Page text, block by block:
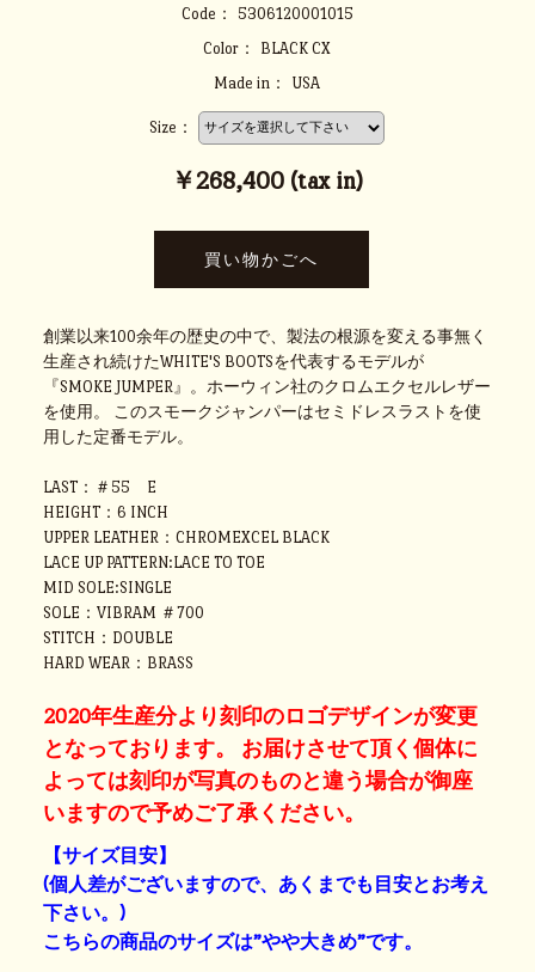
Code：
5306120001015
Color：
BLACK CX
Made in：
USA
Size：
￥268,400 (tax in)
創業以来100余年の歴史の中で、製法の根源を変える事無く
生産され続けたWHITE'S BOOTSを代表するモデルが
『SMOKE JUMPER』。ホーウィン社のクロムエクセルレザー
を使用。 このスモークジャンパーはセミドレスラストを使
用した定番モデル。
LAST：＃55 E
HEIGHT：6 INCH
UPPER LEATHER：CHROMEXCEL BLACK
LACE UP PATTERN:LACE TO TOE
MID SOLE:SINGLE
SOLE：VIBRAM ＃700
STITCH：DOUBLE
HARD WEAR：BRASS
2020年生産分より刻印のロゴデザインが変更
となっております。 お届けさせて頂く個体に
よっては刻印が写真のものと違う場合が御座
いますので予めご了承ください。
【サイズ目安】
(個人差がございますので、あくまでも目安とお考え
下さい。)
こちらの商品のサイズは”やや大きめ”です。